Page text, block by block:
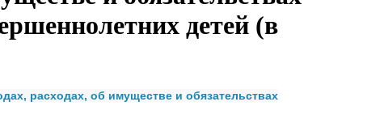
детей (в
расходах, об имуществе и обязательствах